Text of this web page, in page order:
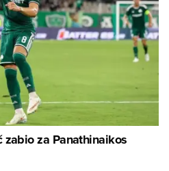
za Panathinaikos